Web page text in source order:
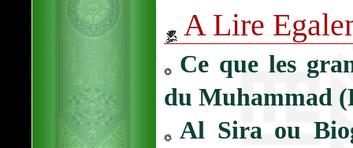
A Lire
Ce que les
du Muhammad
Al Sira ou